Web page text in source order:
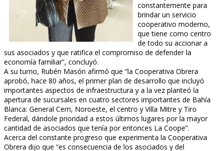
constantemente para
brindar un servicio
cooperativo moderno,
que tiene como centro
de todo su accionar a
sus asociados y que ratifica el compromiso de defender la
economía familiar”, concluyó.
A su turno, Rubén Masón afirmó que “la Cooperativa Obrera
aprobó, hace 80 años, el primer plan de desarrollo que incluyó
importantes aspectos de infraestructura y a la vez planteó la
apertura de sucursales en cuatro sectores importantes de Bahía
Blanca: General Cerri, Noroeste, el centro y Villa Mitre y Tiro
Federal, dándole prioridad a estos últimos lugares por la mayor
cantidad de asociados que tenía por entonces La Coope”.
Acerca del constante progreso que experimenta la Cooperativa
Obrera dijo que “es consecuencia de los asociados y del